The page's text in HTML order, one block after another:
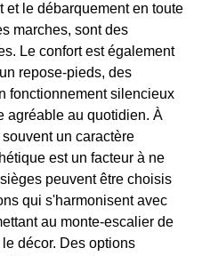
et le débarquement en toute
marches, sont des
Le confort est également
repose-pieds, des
fonctionnement silencieux
agréable au quotidien. À
un caractère
est un facteur à ne
peuvent être choisis
qui s'harmonisent avec
au monte-escalier de
décor. Des options